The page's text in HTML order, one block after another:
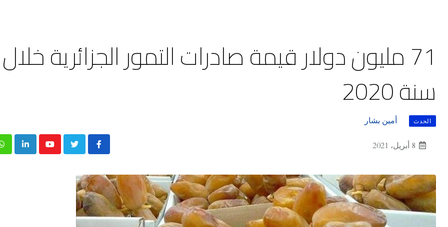
71 مليون دولار قيمة صادرات التمور الجزائرية خلال
سنة 2020
الحدث أمين بشار
8 أبريل، 2021 Youtube